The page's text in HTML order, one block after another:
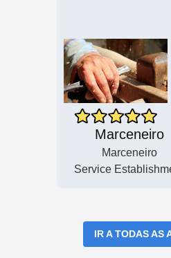
Marceneiro
Marceneiro
Service
IR A TODAS AS